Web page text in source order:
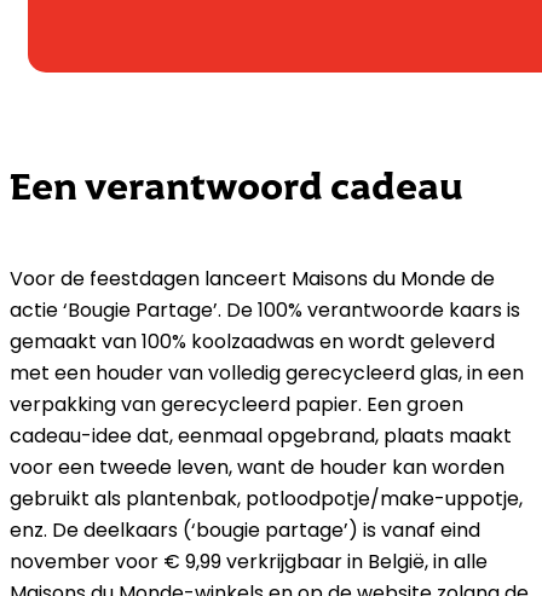
Een verantwoord cadeau
Voor de feestdagen lanceert Maisons du Monde de
actie ‘Bougie Partage’. De 100% verantwoorde kaars is
gemaakt van 100% koolzaadwas en wordt geleverd
met een houder van volledig gerecycleerd glas, in een
verpakking van gerecycleerd papier. Een groen
cadeau-idee dat, eenmaal opgebrand, plaats maakt
voor een tweede leven, want de houder kan worden
gebruikt als plantenbak, potloodpotje/make-uppotje,
enz. De deelkaars (‘bougie partage’) is vanaf eind
november voor € 9,99 verkrijgbaar in België, in alle